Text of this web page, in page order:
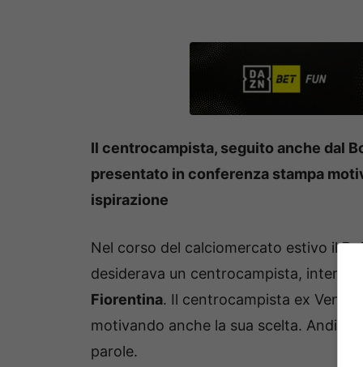
Il centrocampista, seguito anche dal
presentato in conferenza stampa
ispirazione
Nel corso del calciomercato estivo il
desiderava un centrocampista,
Fiorentina. Il centrocampista ex
motivando anche la sua scelta.
parole.